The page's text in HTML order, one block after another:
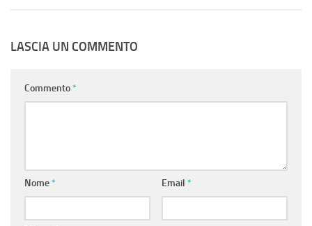
LASCIA UN COMMENTO
Commento*
Nome* Email *